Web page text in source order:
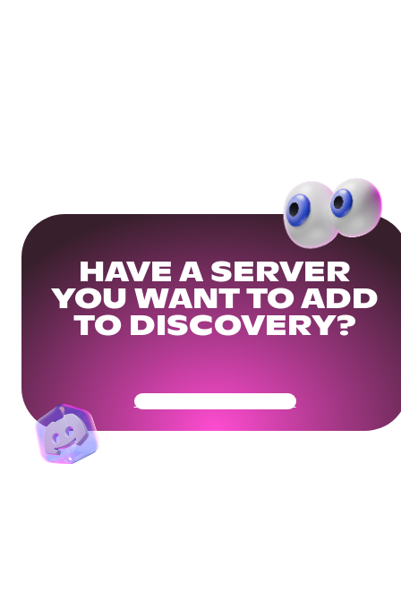
HAVE A SERVER
YOU WANT TO ADD
TO DISCOVERY?
Get Your Community Ready